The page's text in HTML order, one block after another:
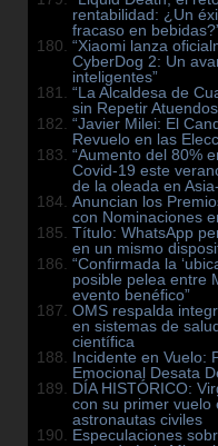
rentabilidad: ¿Un
fracaso en
“Xiaomi lanza
CyberDog 2: Un
inteligentes”
“La Alcaldesa de
sin Repetir
“Javier Milei: El
Revuelo en las
“Aumento del 80%
Covid-19 este
de la oleada en
Anuncian los
con Nominaciones
Título: WhatsApp
en un mismo
“Confirmada la
posible pelea entre
evento benéfico”
OMS respalda
en sistemas de
científica
Incidente en Vuelo:
Emocional Desata
DÍA HISTÓRICO:
con su primer vuelo
astronautas civiles
Especulaciones